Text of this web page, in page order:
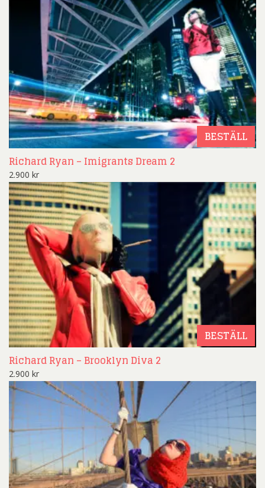
BESTÄLL
Richard Ryan – Imigrants Dream 2
2.900 kr
BESTÄLL
Richard Ryan – Brooklyn Diva 2
2.900 kr